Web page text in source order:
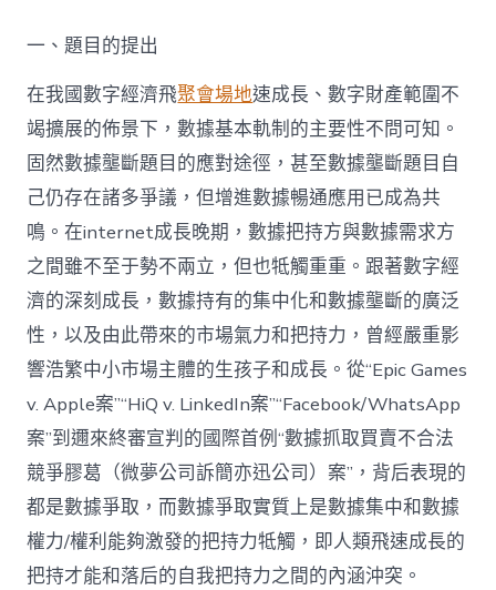
宮
格
共
享
產
權
分
置
下
反
壟
斷
規
定
調
適
與
軌
制
構
建〉
中
一、題目的提出
在我國數字經濟飛聚會場地速成長、數字財產範圍不
竭擴展的佈景下，數據基本軌制的主要性不問可知。
固然數據壟斷題目的應對途徑，甚至數據壟斷題目自
己仍存在諸多爭議，但增進數據暢通應用已成為共
鳴。在internet成長晚期，數據把持方與數據需求方
之間雖不至于勢不兩立，但也牴觸重重。跟著數字經
濟的深刻成長，數據持有的集中化和數據壟斷的廣泛
性，以及由此帶來的市場氣力和把持力，曾經嚴重影
響浩繁中小市場主體的生孩子和成長。從“Epic Games
v. Apple案”“HiQ v. LinkedIn案”“Facebook/WhatsApp
案”到邇來終審宣判的國際首例“數據抓取買賣不合法
競爭膠葛（微夢公司訴簡亦迅公司）案”，背后表現的
都是數據爭取，而數據爭取實質上是數據集中和數據
權力/權利能夠激發的把持力牴觸，即人類飛速成長的
把持才能和落后的自我把持力之間的內涵沖突。